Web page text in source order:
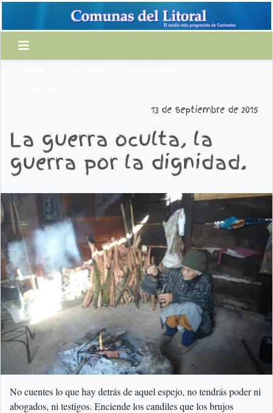
13 de septiembre de 2015
La guerra oculta, la
guerra por la dignidad.
No cuentes lo que hay detrás de aquel espejo, no tendrás poder ni
abogados, ni testigos. Enciende los candiles que los brujos